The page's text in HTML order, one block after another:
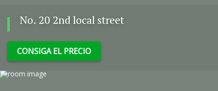
No. 20 2nd local street
CONSIGA EL PRECIO